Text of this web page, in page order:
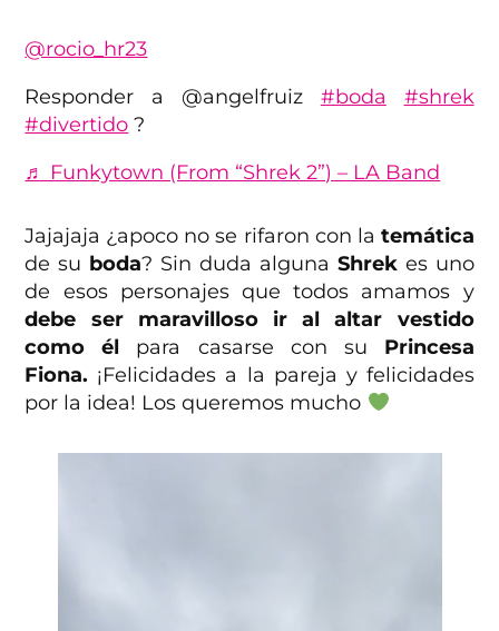
@rocio_hr23
Responder a @angelfruiz #boda
#shrek
#divertido ?
♬ Funkytown (From “Shrek 2”) – LA Band
Jajajaja ¿apoco no se rifaron con la temática
de su boda? Sin duda alguna Shrekes uno
de esos personajes que todos amamos y
debe ser maravilloso ir al altar vestido
como él para casarse con su Princesa
Fiona. ¡Felicidades a la pareja y felicidades
por la idea! Los queremos mucho